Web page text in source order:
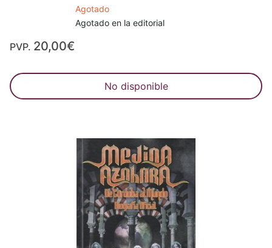
Agotado
Agotado en la editorial
PVP. 20,00€
No disponible